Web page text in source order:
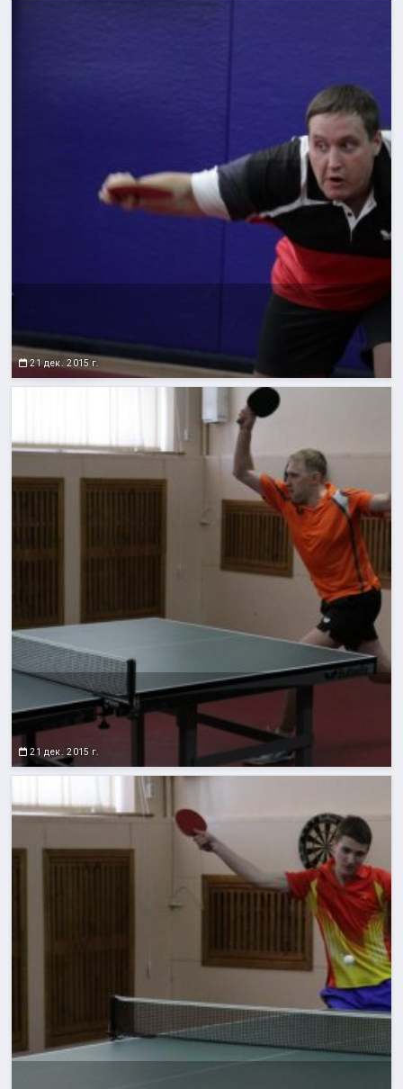
21 дек. 2015 г.
21 дек. 2015 г.